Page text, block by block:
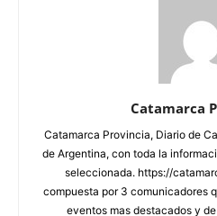
Catamarca
Catamarca Provincia, Diario de
de Argentina, con toda la
seleccionada. https://
compuesta por 3 comunicadores
eventos mas destacados y